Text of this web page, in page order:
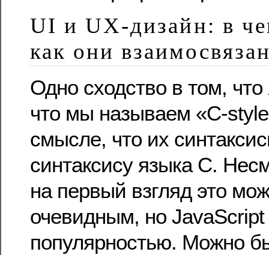
UI и UX-дизайн: в
как они
Одно сходство в том, что
что мы называем «C-
смысле, что их
синтаксису языка C.
на первый взгляд это
очевидным, но
популярностью. Можно